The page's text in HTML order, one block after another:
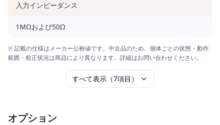
入力インピーダンス
1MΩおよび50Ω
※ 記載の仕様はメーカー公称値です。中古品のため、個体ごとの状態・動作
範囲・校正状況は商品により異なります。詳細はお問い合わせください。
すべて表示（7項目）
オプション